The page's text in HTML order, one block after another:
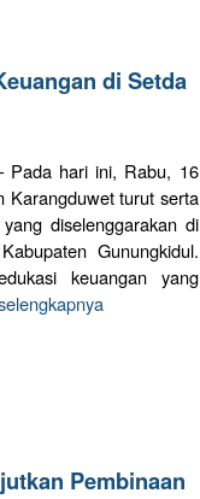
di Setda
Pada hari ini, Rabu, 16
turut serta
diselenggarakan di
Gunungkidul.
keuangan yang
Pembinaan